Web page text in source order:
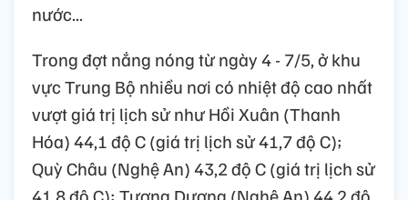
nước...
Trong đợt nắng nóng từ ngày 4 - 7/5, ở khu
vực Trung Bộ nhiều nơi có nhiệt độ cao nhất
vượt giá trị lịch sử như Hồi Xuân (Thanh
Hóa) 44,1 độ C (giá trị lịch sử 41,7 độ C);
Quỳ Châu (Nghệ An) 43,2 độ C (giá trị lịch sử